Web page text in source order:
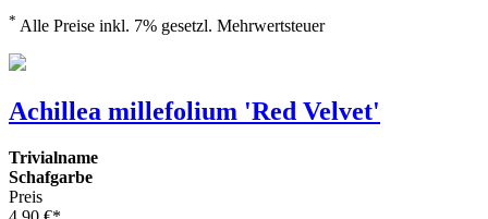
* Alle Preise inkl. 7% gesetzl. Mehrwertsteuer
Achillea millefolium 'Red Velvet'
Trivialname
Schafgarbe
Preis